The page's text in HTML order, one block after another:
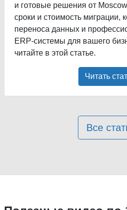
и готовые решения от
сроки и стоимость миграции,
переноса данных и
ERP-системы для вашего
читайте в этой статье.
Читать
Все